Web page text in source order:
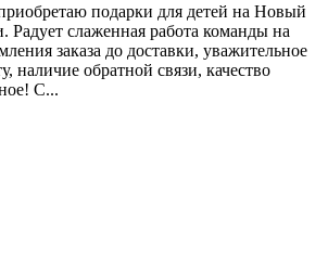
подарки для детей на Новый
Радует слаженная работа команды на
заказа до доставки, уважительное
наличие обратной связи, качество
С...